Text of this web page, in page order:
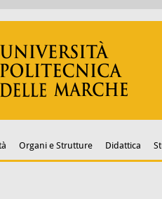
Organi e Strutture Didattica